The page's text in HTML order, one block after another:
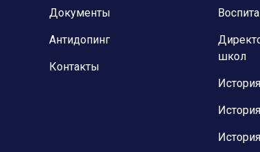
Документы
Антидопинг
Контакты
школ